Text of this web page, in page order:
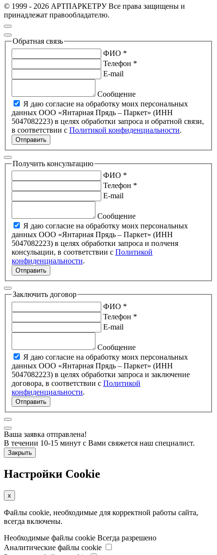
© 1999 - 2026 АРТПАРКЕТРУ Все права защищены и
принадлежат правообладателю.
Обратная связь
ФИО *
Телефон *
E-mail
Сообщение
Я даю согласие на обработку моих персональных
данных ООО «Янтарная Прядь – Паркет» (ИНН
5047082223) в целях обработки запроса и обратной связи,
в соответствии с Политикой конфиденциальности.
Отправить
Получить консультацию
ФИО *
Телефон *
E-mail
Сообщение
Я даю согласие на обработку моих персональных
данных ООО «Янтарная Прядь – Паркет» (ИНН
5047082223) в целях обработки запроса и полченя
консульации, в соответствии с Политикой
конфиденциальности.
Отправить
Заключить договор
ФИО *
Телефон *
E-mail
Сообщение
Я даю согласие на обработку моих персональных
данных ООО «Янтарная Прядь – Паркет» (ИНН
5047082223) в целях обработки запроса и заключение
договора, в соответствии с Политикой
конфиденциальности.
Отправить
Ваша заявка отправлена!
В течении 10-15 минут с Вами свяжется наш специалист.
Закрыть
Настройки Cookie
x
Файлы cookie, необходимые для корректной работы сайта,
всегда включены.
Необходимые файлы cookie Всегда разрешено
Аналитические файлы cookie